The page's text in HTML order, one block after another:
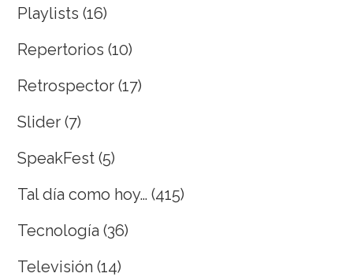
Playlists (16)
Repertorios (10)
Retrospector (17)
Slider (7)
SpeakFest (5)
Tal día como hoy… (415)
Tecnología (36)
Televisión (14)